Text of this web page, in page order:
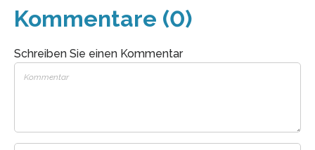
Kommentare (0)
Schreiben Sie einen Kommentar